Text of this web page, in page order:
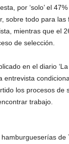
por ‘solo’ el
sobre todo para
mientras que el
de selección.
en el diario
entrevista
los procesos de
trabajo.